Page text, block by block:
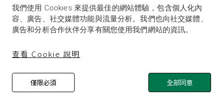
物理 化學地球科學天文
© SCIENTIFIC AMERICAN, A DIVISION OF NATURE
AMERICA, INC.ALL RIGHTS RESERVED.
我們使用 Cookies 來提供最佳的網站體驗，包含個人化內
容、廣告、社交媒體功能與流量分析。我們也向社交媒體、
廣告和分析合作伙伴分享有關您使用我們網站的資訊。
查看 Cookie 說明
僅限必須 全部同意